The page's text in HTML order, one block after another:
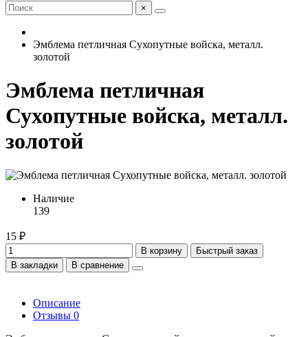
×
Эмблема петличная Сухопутные войска, металл.
золотой
Эмблема петличная
Сухопутные войска, металл.
золотой
Наличие
139
15 ₽
В корзину
Быстрый заказ
В закладки
В сравнение
Описание
Отзывы 0